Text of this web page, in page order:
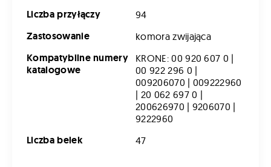
Liczba przyłączy 94
Zastosowanie komora zwijająca
Kompatybilne numery
katalogowe
KRONE: 00 920 607 0 |
00 922 296 0 |
009206070 | 009222960
| 20 062 697 0 |
200626970 | 9206070 |
9222960
Liczba belek 47